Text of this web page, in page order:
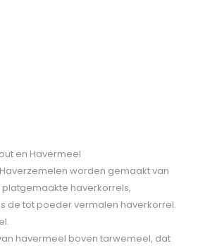
en Havermeel
worden gemaakt van
haverkorrels,
de tot poeder vermalen haverkorrel.
havermeel boven tarwemeel, dat